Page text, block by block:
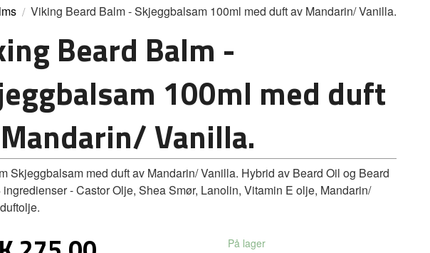
Viking Beard Balm - Skjeggbalsam 100ml med duft av Mandarin/ Vanilla.
Beard Balm -
100ml med duft
Vanilla.
Skjeggbalsam med duft av Mandarin/ Vanilla. Hybrid av Beard Oil og Beard
ingredienser - Castor Olje, Shea Smør, Lanolin, Vitamin E olje, Mandarin/
På lager